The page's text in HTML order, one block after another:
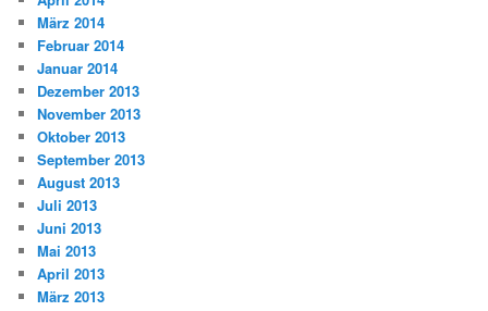
März 2014
Februar 2014
Januar 2014
Dezember 2013
November 2013
Oktober 2013
September 2013
August 2013
Juli 2013
Juni 2013
Mai 2013
April 2013
März 2013